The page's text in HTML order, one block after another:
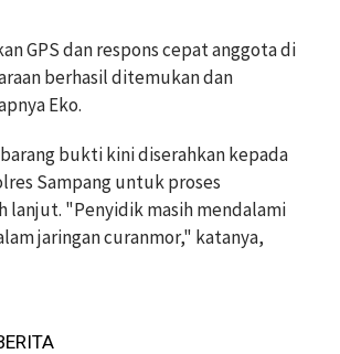
GPS dan respons cepat anggota di
berhasil ditemukan dan
Eko.
bukti kini diserahkan kepada
Sampang untuk proses
lanjut. "Penyidik masih mendalami
jaringan curanmor," katanya,